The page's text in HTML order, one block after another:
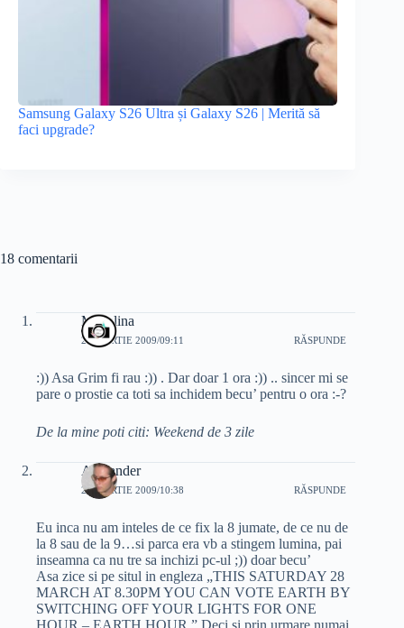
Samsung Galaxy S26 Ultra și Galaxy S26 | Merită să
faci upgrade?
18 comentarii
Madalina
27 MARTIE 2009/09:11 RĂSPUNDE
:)) Asa Grim fi rau :)) . Dar doar 1 ora :)) .. sincer mi se
pare o prostie ca toti sa inchidem becu’ pentru o ora :-?
De la mine poti citi: Weekend de 3 zile
Alexander
27 MARTIE 2009/10:38 RĂSPUNDE
Eu inca nu am inteles de ce fix la 8 jumate, de ce nu de
la 8 sau de la 9…si parca era vb a stingem lumina, pai
inseamna ca nu tre sa inchizi pc-ul ;)) doar becu’
Asa zice si pe situl in engleza „THIS SATURDAY 28
MARCH AT 8.30PM YOU CAN VOTE EARTH BY
SWITCHING OFF YOUR LIGHTS FOR ONE
HOUR – EARTH HOUR.” Deci si prin urmare numai